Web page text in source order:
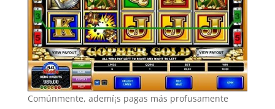
Comúnmente, ademí¡s pagas más profusamente